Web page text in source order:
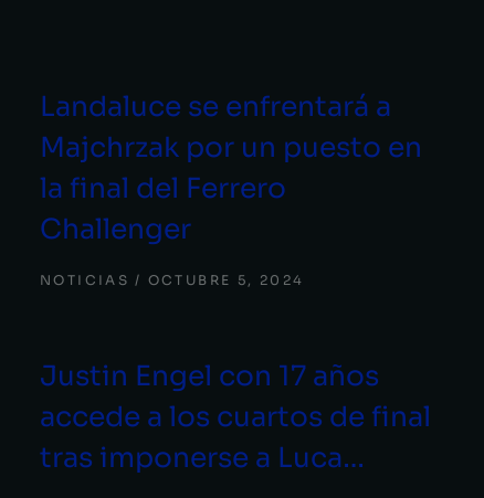
Landaluce se enfrentará a
Majchrzak por un puesto en
la final del Ferrero
Challenger
NOTICIAS OCTUBRE 5, 2024
Justin Engel con 17 años
accede a los cuartos de final
tras imponerse a Luca…